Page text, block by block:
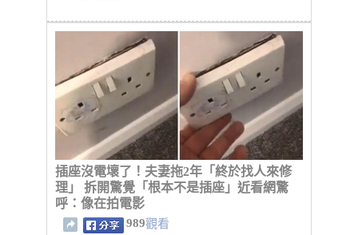
插座沒電壞了！夫妻拖2年「終於找人來修
理」 拆開驚覺「根本不是插座」近看網驚
呼：像在拍電影
989觀看